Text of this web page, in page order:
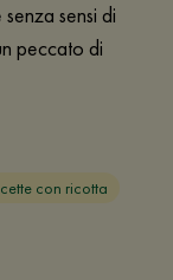
sensi di
peccato di
con ricotta